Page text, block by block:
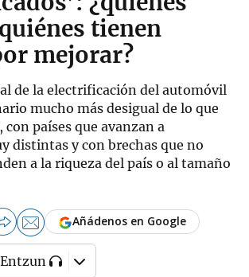
tienen
mejorar?
de la electrificación del automóvil
mucho más desigual de lo que
con países que avanzan a
distintas y con brechas que no
a la riqueza del país o al tamaño
Añádenos en Google
Entzun